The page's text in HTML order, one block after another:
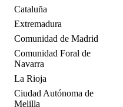
Cataluña
Extremadura
Comunidad de Madrid
Comunidad Foral de
Navarra
La Rioja
Ciudad Autónoma de
Melilla